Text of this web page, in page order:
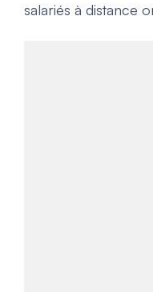
salariés à distance